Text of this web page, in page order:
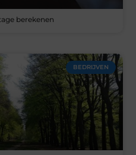
berekenen
BEDRIJVEN